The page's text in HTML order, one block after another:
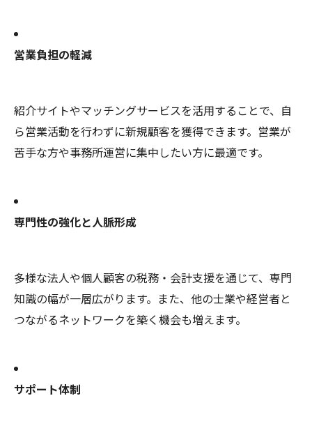
営業負担の軽減
紹介サイトやマッチングサービスを活用することで、自
ら営業活動を行わずに新規顧客を獲得できます。営業が
苦手な方や事務所運営に集中したい方に最適です。
専門性の強化と人脈形成
多様な法人や個人顧客の税務・会計支援を通じて、専門
知識の幅が一層広がります。また、他の士業や経営者と
つながるネットワークを築く機会も増えます。
サポート体制